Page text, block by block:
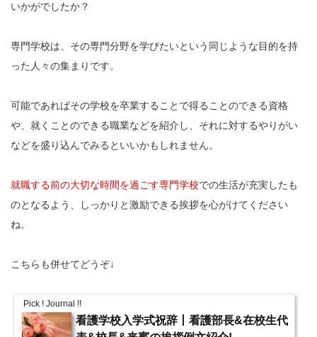
いかがでしたか？
専門学校は、その専門分野を学びたいという同じような目的を持
った人々の集まりです。
可能であればその学校を卒業することで得ることのできる資格
や、就くことのできる職業などを紹介し、それに対するやりがい
などを盛り込んでみるといいかもしれません。
就職する前の大切な時間を過ごす専門学校での生活が充実したも
のとなるよう、しっかりと激励できる挨拶を心がけてください
ね。
こちらも併せてどうぞ↓
Pick ! Journal !!
看護学校入学式祝辞丨看護部長&在校生代